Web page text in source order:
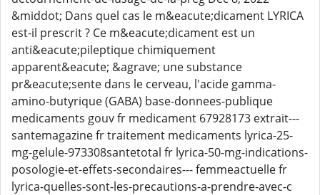
&middot; Dans quel cas le m&eacute;dicament LYRICA
est-il prescrit ? Ce m&eacute;dicament est un
anti&eacute;pileptique chimiquement
apparent&eacute; &agrave; une substance
pr&eacute;sente dans le cerveau, l'acide gamma-
amino-butyrique (GABA) base-donnees-publique
medicaments gouv fr medicament 67928173 extrait---
santemagazine fr traitement medicaments lyrica-25-
mg-gelule-973308santetotal fr lyrica-50-mg-indications-
posologie-et-effets-secondaires--- femmeactuelle fr
lyrica-quelles-sont-les-precautions-a-prendre-avec-c